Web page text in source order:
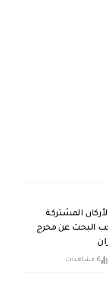
المشتركة
البحث عن مخرج
6 مشاهدات